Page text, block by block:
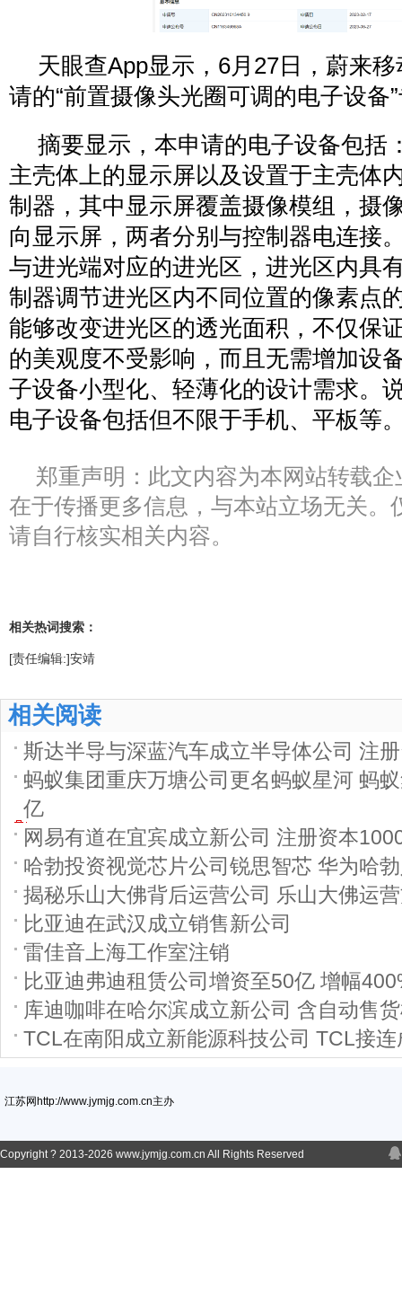
天眼查App显示，6月27日，蔚来
请的“前置摄像头光圈可调的电子设备
摘要显示，本申请的电子设备包括
主壳体上的显示屏以及设置于主壳体
制器，其中显示屏覆盖摄像模组，摄
向显示屏，两者分别与控制器电连接
与进光端对应的进光区，进光区内具
制器调节进光区内不同位置的像素点
能够改变进光区的透光面积，不仅保
的美观度不受影响，而且无需增加设
子设备小型化、轻薄化的设计需求。
电子设备包括但不限于手机、平板等
郑重声明：此文内容为本网站转载
在于传播更多信息，与本站立场无关。
请自行核实相关内容。
相关热词搜索：
[责任编辑:]安靖
相关阅读
斯达半导与深蓝汽车成立半导体公司 注
蚂蚁集团重庆万塘公司更名蚂蚁星河 蚂
亿
网易有道在宜宾成立新公司 注册资本
哈勃投资视觉芯片公司锐思智芯 华为哈
揭秘乐山大佛背后运营公司 乐山大佛运
比亚迪在武汉成立销售新公司
雷佳音上海工作室注销
比亚迪弗迪租赁公司增资至50亿 增幅
库迪咖啡在哈尔滨成立新公司 含自动售
TCL在南阳成立新能源科技公司 TCL接
江苏网http://www.jymjg.com.cn主办
Copyright ? 2013-2026 www.jymjg.com.cn All Rights Reserved